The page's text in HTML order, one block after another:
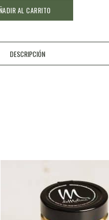
AL CARRITO
DESCRIPCIÓN